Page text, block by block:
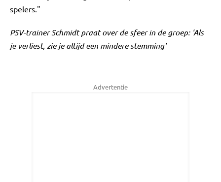
spelers."
PSV-trainer Schmidt praat over de sfeer in de groep: 'Als
je verliest, zie je altijd een mindere stemming'
Advertentie